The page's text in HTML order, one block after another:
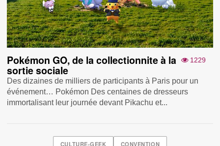
1229
Pokémon GO, de la collectionnite à la
sortie sociale
Des dizaines de milliers de participants à Paris pour un
événement… Pokémon Des centaines de dresseurs
immortalisant leur journée devant Pikachu et...
CULTURE-GEEK CONVENTION